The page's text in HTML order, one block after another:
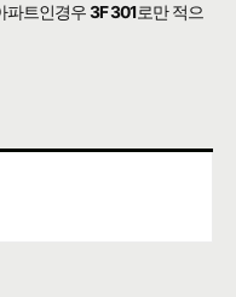
파트인경우3F 301로만 적으